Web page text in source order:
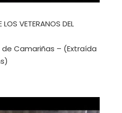
VETERANOS DEL
de Camariñas – (Extraída